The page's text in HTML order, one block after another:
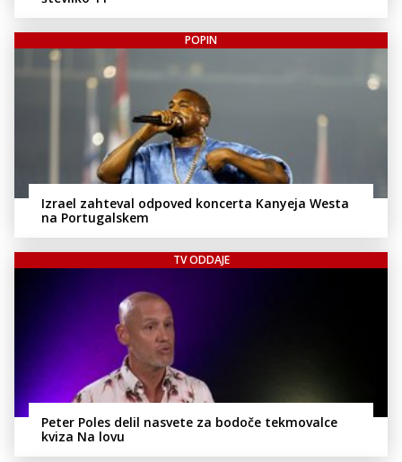
POPIN
Izrael zahteval odpoved koncerta Kanyeja Westa
na Portugalskem
TV ODDAJE
Peter Poles delil nasvete za bodoče tekmovalce
kviza Na lovu